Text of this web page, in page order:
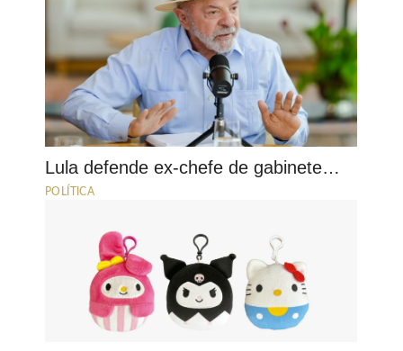
Lula defende ex-chefe de gabinete…
POLÍTICA